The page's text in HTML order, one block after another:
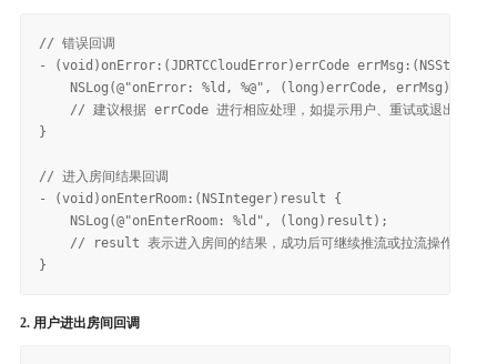
// 错误回调
- (void)onError:(JDRTCCloudError)errCode
    NSLog(@"onError: %ld, %@", (long)errCode, errMsg);
    // 建议根据 errCode 进行相应处理，如提示用户、重试或退出房间
}
// 进入房间结果回调
- (void)onEnterRoom:(NSInteger)result {
    NSLog(@"onEnterRoom: %ld", (long)result);
    // result 表示进入房间的结果，成功后可继续推流或拉流操作
2. 用户进出房间回调